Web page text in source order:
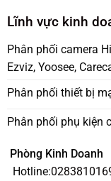
Lĩnh vực kinh
Phân phối camera
Ezviz, Yoosee,
Phân phối thiết bị
Phân phối phụ kiện
Phòng Kinh Doanh
Hotline: